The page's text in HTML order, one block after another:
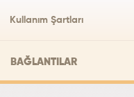
Kullanım Şartları
BAĞLANTILAR